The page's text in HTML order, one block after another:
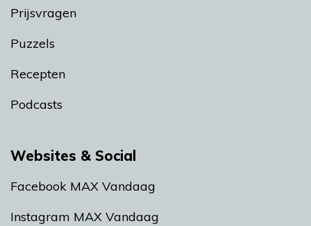
Prijsvragen
Puzzels
Recepten
Podcasts
Websites & Social
Facebook MAX Vandaag
Instagram MAX Vandaag